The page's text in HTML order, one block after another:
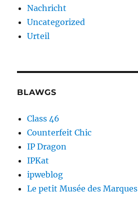
Nachricht
Uncategorized
Urteil
BLAWGS
Class 46
Counterfeit Chic
IP Dragon
IPKat
ipweblog
Le petit Musée des Marques